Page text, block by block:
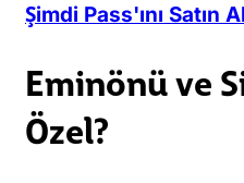
Şimdi Pass'ını Satın
Eminönü ve
Özel?